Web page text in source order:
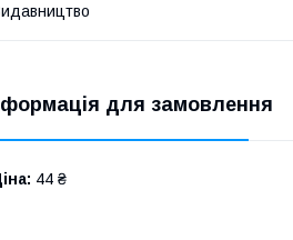
для замовлення
44 ₴